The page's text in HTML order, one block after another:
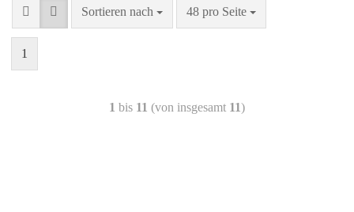
Sortieren nach 48 pro Seite
1
1 bis 11 (von insgesamt 11)